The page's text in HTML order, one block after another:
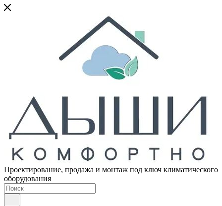
Проектирование, продажа и монтаж под ключ климатического
оборудования